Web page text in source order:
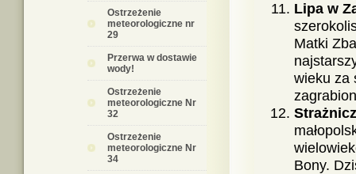
Ostrzeżenie
meteorologiczne nr
29
Przerwa w dostawie
wody!
Ostrzeżenie
meteorologiczne Nr
32
Ostrzeżenie
meteorologiczne Nr
34
Lipa w
Matki
wieku za
Bony.